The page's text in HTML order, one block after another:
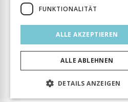
FUNKTIONALITÄT
ALLE AKZEPTIEREN
ALLE ABLEHNEN
DETAILS ANZEIGEN